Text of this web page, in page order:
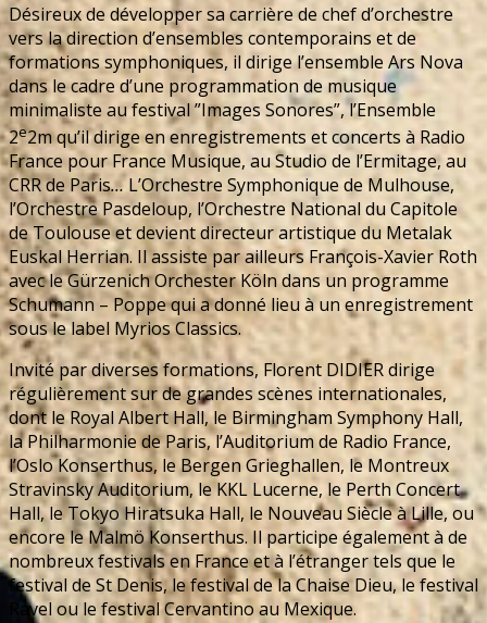
Désireux de développer sa carrière de chef d’orchestre
vers la direction d’ensembles contemporains et de
formations symphoniques, il dirige l’ensemble Ars Nova
dans le cadre d’une programmation de musique
minimaliste au festival ”Images Sonores”, l’Ensemble
2e2m qu’il dirige en enregistrements et concerts à Radio
France pour France Musique, au Studio de l’Ermitage, au
CRR de Paris…L’Orchestre Symphonique de Mulhouse,
l’Orchestre Pasdeloup, l’Orchestre National du Capitole
de Toulouse et devient directeur artistique du Metalak
Euskal Herrian. Il assiste par ailleurs François-Xavier Roth
avec le Gürzenich Orchester Köln dans un programme
Schumann – Poppe qui a donné lieu à un enregistrement
sous le label Myrios Classics.
Invité par diverses formations, Florent DIDIER dirige
régulièrement sur de grandes scènes internationales,
dont le Royal Albert Hall, le Birmingham Symphony Hall,
la Philharmonie de Paris, l’Auditorium de Radio France,
l’Oslo Konserthus, le Bergen Grieghallen, le Montreux
Stravinsky Auditorium, le KKL Lucerne, le Perth Concert
Hall, le Tokyo Hiratsuka Hall, le Nouveau Siècle à Lille, ou
encore le Malmö Konserthus. Il participe également à de
nombreux festivals en France et à l’étranger tels que le
festival de St Denis, le festival de la Chaise Dieu, le festival
Ravel ou le festival Cervantino au Mexique.